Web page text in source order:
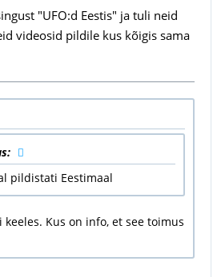
"UFO:d Eestis" ja tuli neid
videosid pildile kus kõigis sama
pildistati Eestimaal
keeles. Kus on info, et see toimus